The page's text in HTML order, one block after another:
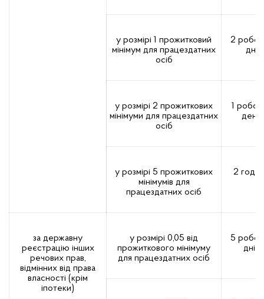
у розмірі 1 прожитковий
мінімум для працездатних
осіб
2
дні
у розмірі 2 прожиткових
мінімуми для працездатних
осіб
1
день
у розмірі 5 прожиткових
мінімумів для
працездатних осіб
2
за державну
реєстрацію інших
речових прав,
відмінних від права
власності (крім
іпотеки)
у розмірі 0,05 від
прожиткового мінімуму
для працездатних осіб
5
днів